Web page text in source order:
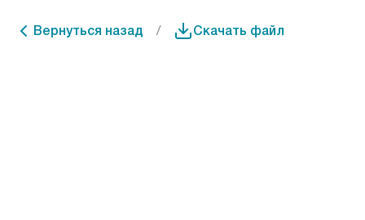
Вернуться назад Скачать файл